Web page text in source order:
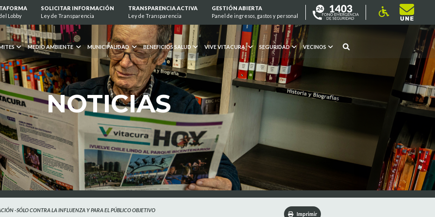
Lobby
SOLICITAR INFORMACIÓN
Ley de Transparencia
TRANSPARENCIA ACTIVA
Ley de Transparencia
GESTIÓN ABIERTA
Panel de ingresos, gastos y personal
MEDIO AMBIENTE MUNICIPALIDAD BENEFICIOS SALUD VIVE VITACURA SEGURIDAD VECINOS
NOTICIAS
-SÓLO CONTRA LA INFLUENZA Y PARA EL PÚBLICO OBJETIVO
Imprimir